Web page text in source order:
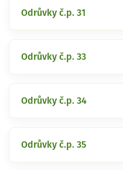
Odrůvky č.p. 31
Odrůvky č.p. 33
Odrůvky č.p. 34
Odrůvky č.p. 35